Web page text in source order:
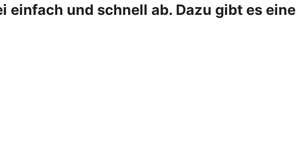
einfach und schnell ab. Dazu gibt es eine